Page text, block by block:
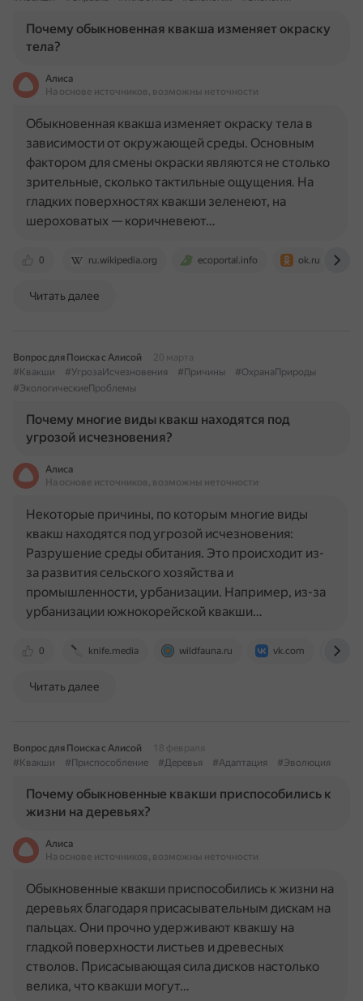
Почему обыкновенная квакша изменяет окраску
тела?
Алиса
На основе источников, возможны неточности
0 ru.wikipedia.org ecoportal.info ok.ru
Обыкновенная квакша изменяет окраску тела в
зависимости от окружающей среды. Основным
фактором для смены окраски являются не столько
зрительные, сколько тактильные ощущения. На
гладких поверхностях квакши зеленеют, на
шероховатых — коричневеют…
Читать далее
Вопрос для Поиска с Алисой
20 марта
#Квакши
#УгрозаИсчезновения #Причины
#ОхранаПрироды
#ЭкологическиеПроблемы
Почему многие виды квакш находятся под
угрозой исчезновения?
Алиса
На основе источников, возможны неточности
0 knife.media wildfauna.ru vk.com
Некоторые причины, по которым многие виды
квакш находятся под угрозой исчезновения:
Разрушение среды обитания. Это происходит из-
за развития сельского хозяйства и
промышленности, урбанизации. Например, из-за
урбанизации южнокорейской квакши…
Читать далее
Вопрос для Поиска с Алисой
18 февраля
#Квакши
#Приспособление #Деревья #Адаптация #Эволюция
Почему обыкновенные квакши приспособились к
жизни на деревьях?
Алиса
На основе источников, возможны неточности
Обыкновенные квакши приспособились к жизни на
деревьях благодаря присасывательным дискам на
пальцах. Они прочно удерживают квакшу на
гладкой поверхности листьев и древесных
стволов. Присасывающая сила дисков настолько
велика, что квакши могут…